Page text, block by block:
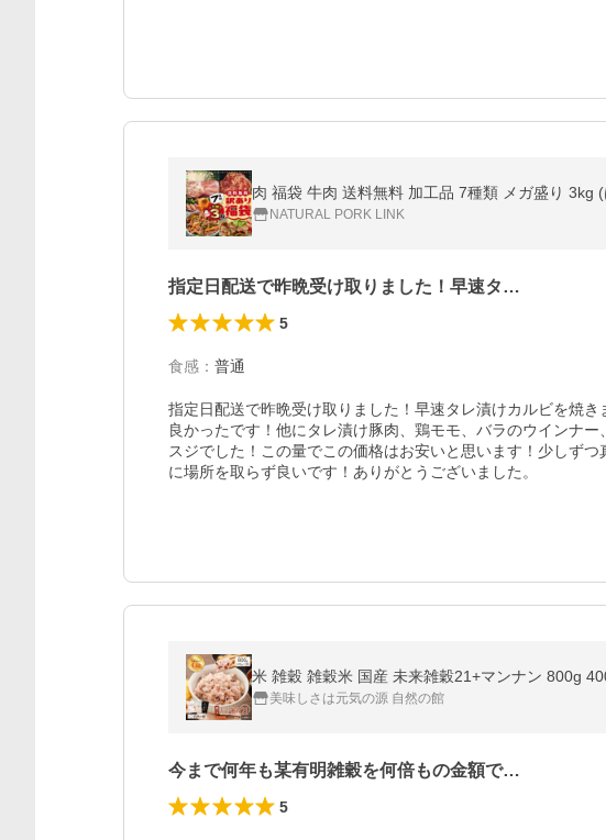
肉 福袋 牛肉 送料無料 加工品 7種類 メガ盛り 3kg
NATURAL PORK LINK
指定日配送で昨晩受け取りました！早速タ…
5
食感 ： 普通
指定日配送で昨晩受け取りました！早速タレ漬けカルビを焼
良かったです！他にタレ漬け豚肉、鶏モモ、バラのウインナ
スジでした！この量でこの価格はお安いと思います！少しず
に場所を取らず良いです！ありがとうございました。
米 雑穀 雑穀米 国産 未来雑穀21+マンナン 800g
美味しさは元気の源 自然の館
今まで何年も某有明雑穀を何倍もの金額で…
5